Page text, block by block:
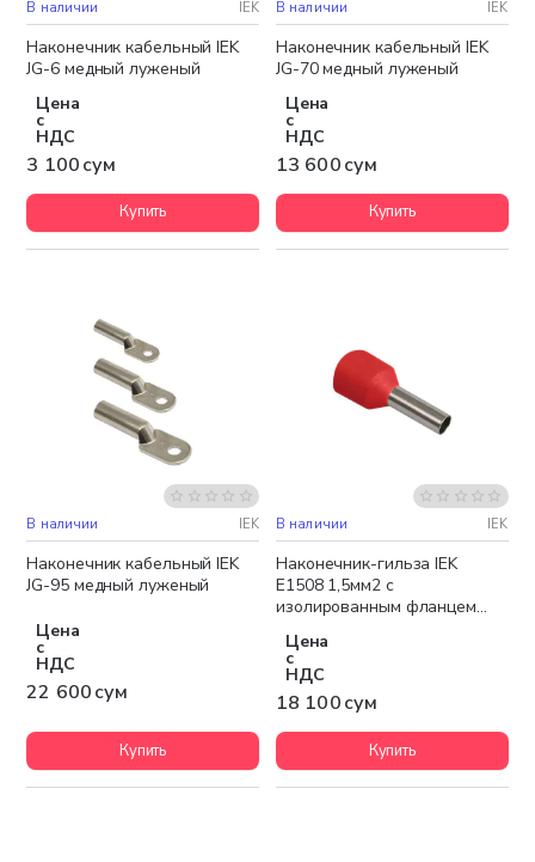
В наличии IEK
Наконечник кабельный IEK
JG-6 медный луженый
Цена
с
НДС
3 100 сум
Купить
В наличии IEK
Наконечник кабельный IEK
JG-70 медный луженый
Цена
с
НДС
13 600 сум
Купить
В наличии IEK
Наконечник кабельный IEK
JG-95 медный луженый
Цена
с
НДС
22 600 сум
Купить
В наличии IEK
Наконечник-гильза IEK
Е1508 1,5мм2 с
изолированным фланцем
Цена
с
НДС
18 100 сум
Купить